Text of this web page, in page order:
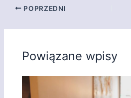
POPRZEDNI
Powiązane wpisy